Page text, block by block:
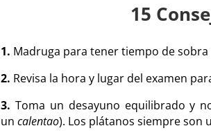
15
1. Madruga para tener tiempo de
2. Revisa la hora y lugar del examen
3. Toma un desayuno equilibrado y
un calentao). Los plátanos siempre son